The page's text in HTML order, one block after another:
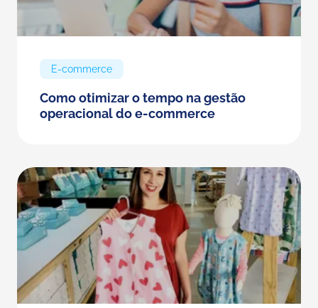
E-commerce
Como otimizar o tempo na gestão
operacional do e-commerce